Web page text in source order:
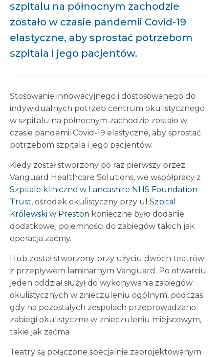
szpitalu na północnym zachodzie
zostało w czasie pandemii Covid-19
elastyczne, aby sprostać potrzebom
szpitala i jego pacjentów.
Stosowanie innowacyjnego i dostosowanego do
indywidualnych potrzeb centrum okulistycznego
w szpitalu na północnym zachodzie zostało w
czasie pandemii Covid-19 elastyczne, aby sprostać
potrzebom szpitala i jego pacjentów.
Kiedy został stworzony po raz pierwszy przez
Vanguard Healthcare Solutions, we współpracy z
Szpitale kliniczne w Lancashire NHS Foundation
Trust, ośrodek okulistyczny przy ul Szpital
Królewski w Preston konieczne było dodanie
dodatkowej pojemności do zabiegów takich jak
operacja zaćmy.
Hub został stworzony przy użyciu dwóch teatrów
z przepływem laminarnym Vanguard. Po otwarciu
jeden oddział służył do wykonywania zabiegów
okulistycznych w znieczuleniu ogólnym, podczas
gdy na pozostałych zespołach przeprowadzano
zabiegi okulistyczne w znieczuleniu miejscowym,
takie jak zaćma.
Teatry są połączone specjalnie zaprojektowanym